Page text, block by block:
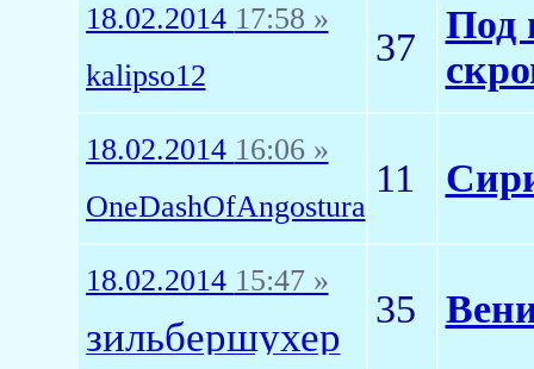
18.02.2014 17:58 »
kalipso12
37
Под
18.02.2014 16:06 »
OneDashOfAngostura
11
18.02.2014 15:47 »
зильбершухер
35